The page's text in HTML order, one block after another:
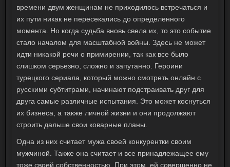
времени двум женщинам не приходилось встречаться и
их пути никак не пересекались до определенного
момента. Но когда судьба вновь свела их, то это событие
стало началом для масштабной войны. Здесь не может
идти никакой речи о примирении, так как все было
слишком серьезно, сложно и запутанно. Героини
турецкого сериала, который можно смотреть онлайн с
русскими субтитрами, начинают подстраивать друг для
друга самые различные испытания. Это может коснуться
их бизнеса, а также личной жизни и они продолжают
строить дальше свои коварные планы.
Одна из них считает мужа своей конкурентки своим
мужчиной. Также она считает и все принадлежащее ему
тоже своей собственностью. При этом, ей совершенно не